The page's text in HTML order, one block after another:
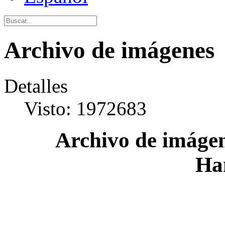
Archivo de imágenes
Detalles
Visto: 1972683
Archivo de